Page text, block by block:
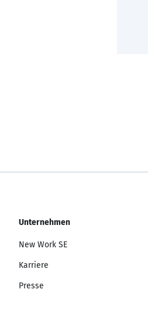
Unternehmen
New Work SE
Karriere
Presse